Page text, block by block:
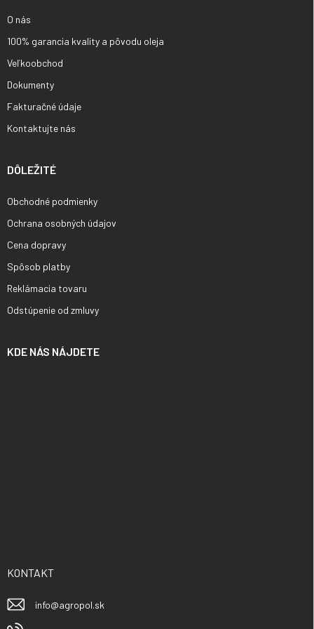
O nás
100% garancia kvality a pôvodu oleja
Veľkoobchod
Dokumenty
Fakturačné údaje
Kontaktujte nás
DÔLEŽITÉ
Obchodné podmienky
Ochrana osobných údajov
Cena dopravy
Spôsob platby
Reklámacia tovaru
Odstúpenie od zmluvy
KDE NÁS NÁJDETE
KONTAKT
info@agropol.sk